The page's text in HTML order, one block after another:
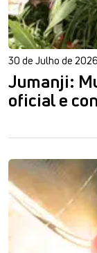
30 de Julho de
Jumanji:
oficial e